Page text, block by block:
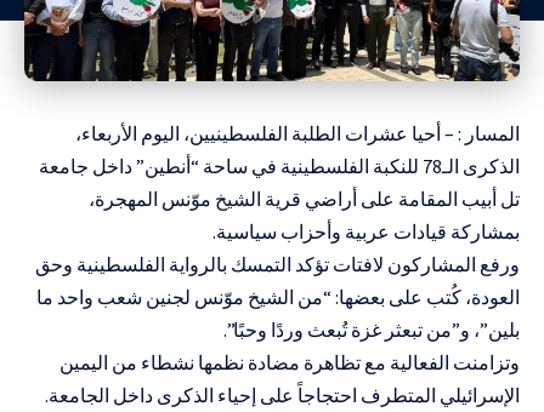
المسار : – أحيا عشرات الطلبة الفلسطينيين، اليوم الأربعاء،
الذكرى الـ78 للنكبة الفلسطينية في ساحة “أنطين” داخل جامعة
تل أبيب المقامة على أراضي قرية الشيخ موّنس المهجرة،
بمشاركة قيادات عربية وأحزاب سياسية.
ورفع المشاركون لافتات تؤكد التمسك بالرواية الفلسطينية وحق
العودة، كُتب على بعضها: “من الشيخ موّنس لجنين شعب واحد ما
بلين”، و”من تبعثر غزة تُبعث وردًا وحبًا”.
وتزامنت الفعالية مع تظاهرة مضادة نظمها نشطاء من اليمين
الإسرائيلي المتطرف احتجاجاً على إحياء الذكرى داخل الجامعة.